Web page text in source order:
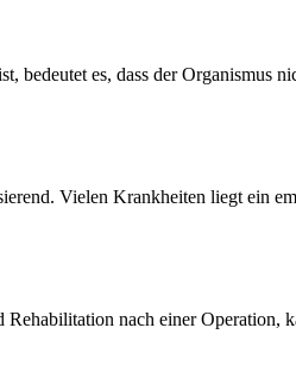
bedeutet es, dass der Organismus
Vielen Krankheiten liegt ein
nach einer Operation,